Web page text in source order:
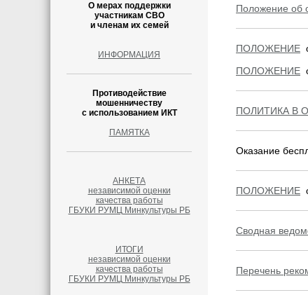
О мерах поддержки
участникам СВО
и членам их семей
ИНФОРМАЦИЯ
Противодействие
мошенничеству
с использованием ИКТ
ПАМЯТКА
АНКЕТА
независимой оценки
качества работы
ГБУКИ РУМЦ Минкультуры РБ
ИТОГИ
независимой оценки
качества работы
ГБУКИ РУМЦ Минкультуры РБ
Положение об
ПОЛОЖЕНИЕ
ПОЛОЖЕНИЕ
ПОЛИТИКА В
Оказание
ПОЛОЖЕНИЕ
Сводная
Перечень